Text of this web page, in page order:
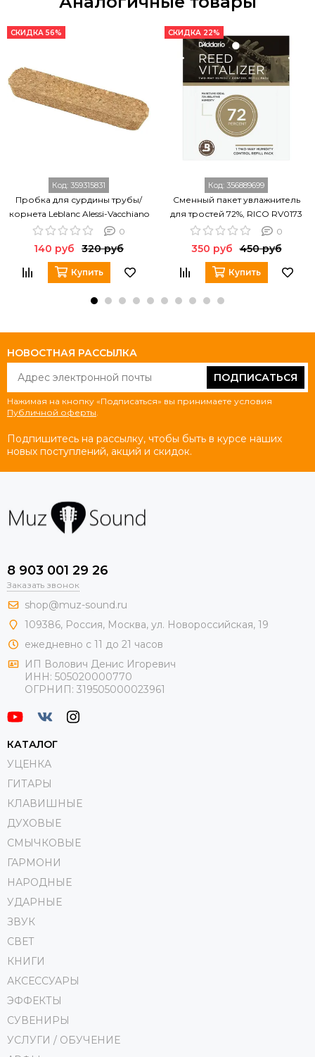
СКИДКА 56%
Код: 359315831
Пробка для сурдины трубы/
корнета Leblanc Alessi-Vacchiano
63000C
0
140 руб 320 руб
Купить
СКИДКА 22%
Код: 356889699
Сменный пакет увлажнитель
для тростей 72%, RICO RV0173
Reed Vitalizer
0
350 руб 450 руб
Купить
НОВОСТНАЯ РАССЫЛКА
ПОДПИСАТЬСЯ
Нажимая на кнопку «Подписаться» вы принимаете условия
Публичной оферты
Подпишитесь на рассылку, чтобы быть в курсе наших
новых поступлений, акций и скидок.
8 903 001 29 26
Заказать звонок
shop@muz-sound.ru
109386, Россия, Москва, ул. Новороссийская, 19
ежедневно с 11 до 21 часов
ИП Волович Денис Игоревич
ИНН: 505020000770
ОГРНИП: 319505000023961
КАТАЛОГ
УЦЕНКА
ГИТАРЫ
КЛАВИШНЫЕ
ДУХОВЫЕ
СМЫЧКОВЫЕ
ГАРМОНИ
НАРОДНЫЕ
УДАРНЫЕ
ЗВУК
СВЕТ
КНИГИ
АКСЕССУАРЫ
ЭФФЕКТЫ
СУВЕНИРЫ
УСЛУГИ / ОБУЧЕНИЕ